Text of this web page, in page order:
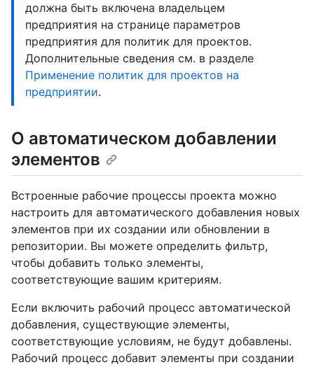
должна быть включена владельцем
предприятия на странице параметров
предприятия для политик для проектов.
Дополнительные сведения см. в разделе
Применение политик для проектов на
предприятии.
О автоматическом добавлении
элементов
Встроенные рабочие процессы проекта можно
настроить для автоматического добавления новых
элементов при их создании или обновлении в
репозитории. Вы можете определить фильтр,
чтобы добавить только элементы,
соответствующие вашим критериям.
Если включить рабочий процесс автоматической
добавления, существующие элементы,
соответствующие условиям, не будут добавлены.
Рабочий процесс добавит элементы при создании